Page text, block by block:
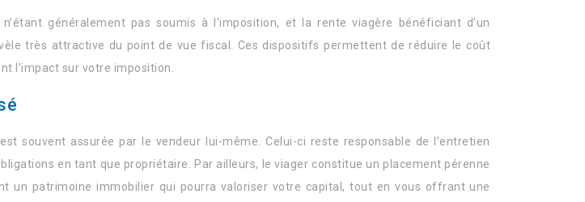
généralement pas soumis à l’imposition, et la rente viagère bénéficiant d’un
très attractive du point de vue fiscal. Ces dispositifs permettent de réduire le coût
l’impact sur votre imposition.
souvent assurée par le vendeur lui-même. Celui-ci reste responsable de l’entretien
en tant que propriétaire. Par ailleurs, le viager constitue un placement pérenne
un patrimoine immobilier qui pourra valoriser votre capital, tout en vous offrant une